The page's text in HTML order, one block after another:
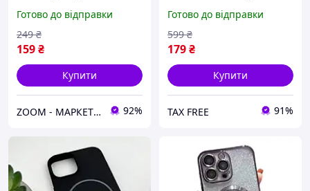
Purple
Готово до відправки
159₴
249 ₴
Купити
ZOOM - МАРКЕТ ЦИФРОВОЇ ТЕХНІКИ 92%
(SilMag11-9)
Готово до відправки
179₴
599 ₴
Купити
TAX FREE 91%